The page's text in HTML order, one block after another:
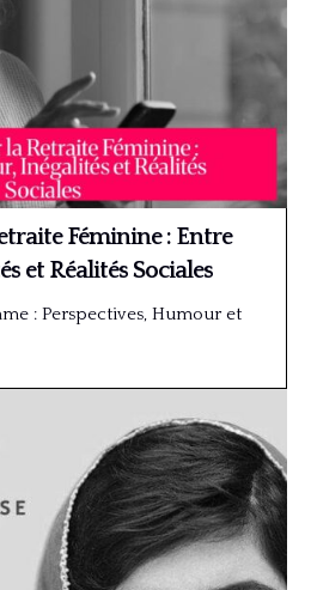
Féminine : Entre
et Réalités Sociales
: Perspectives, Humour et